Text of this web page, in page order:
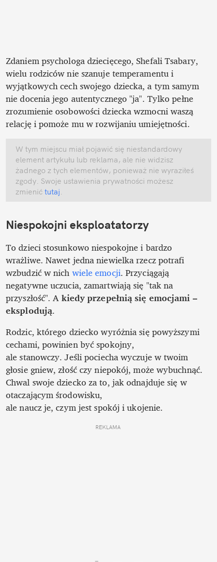
Zdaniem psychologa dziecięcego, Shefali Tsabary,
wielu rodziców nie szanuje temperamentu i
wyjątkowych cech swojego dziecka, a tym samym
nie docenia jego autentycznego "ja". Tylko pełne
zrozumienie osobowości dziecka wzmocni waszą
relację i pomoże mu w rozwijaniu umiejętności.
W tym miejscu miał pojawić się niestandardowy
element artykułu lub reklama, ale nie widzisz
żadnego z tych elementów, ponieważ nie wyraziłeś
zgody. Swoje ustawienia prywatności możesz
zmienić tutaj
Niespokojni eksploatatorzy
To dzieci stosunkowo niespokojne i bardzo
wrażliwe. Nawet jedna niewielka rzecz potrafi
wzbudzić w nich wiele emocji. Przyciągają
negatywne uczucia, zamartwiają się "tak na
przyszłość". A kiedy przepełnią się emocjami –
eksplodują.
Rodzic, którego dziecko wyróżnia się powyższymi
cechami, powinien być spokojny,
ale stanowczy. Jeśli pociecha wyczuje w twoim
głosie gniew, złość czy niepokój, może wybuchnąć.
Chwal swoje dziecko za to, jak odnajduje się w
otaczającym środowisku,
ale naucz je, czym jest spokój i ukojenie.
REKLAMA